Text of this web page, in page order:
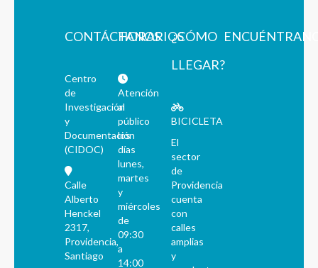
CONTÁCTANOS
Centro
de
Investigación
y
Documentación
(CIDOC)
Calle
Alberto
Henckel
2317,
Providencia,
Santiago
HORARIOS
Atención
al
público
los
días
lunes,
martes
y
miércoles
de
09:30
a
14:00
¿CÓMO
LLEGAR?
BICICLETA
El
sector
de
Providencia
cuenta
con
calles
amplias
y